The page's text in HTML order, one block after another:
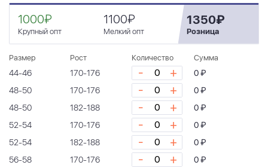
1000₽
Крупный опт
1100₽
Мелкий опт
1350₽
Розница
Размер Рост Количество Сумма
44-46 170-176 - +
0 ₽
48-50
170-176 - +
0 ₽
48-50
182-188 - +
0 ₽
52-54
170-176 - +
0 ₽
52-54
182-188 - +
0 ₽
56-58
170-176 - +
0 ₽